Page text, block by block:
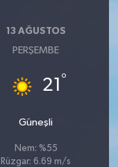
13 AĞUSTOS
PERŞEMBE
21 °
Güneşli
Nem: %55
Rüzgar: 6.69 m/s